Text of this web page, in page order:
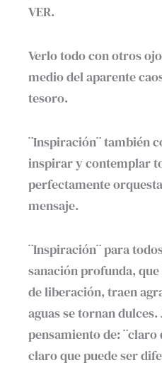
VER.
Verlo todo con otros
medio del aparente
tesoro.
¨Inspiración¨ también
inspirar y contemplar
perfectamente
mensaje.
¨Inspiración¨ para
sanación profunda,
de liberación, traen
aguas se tornan
pensamiento de:
claro que puede ser